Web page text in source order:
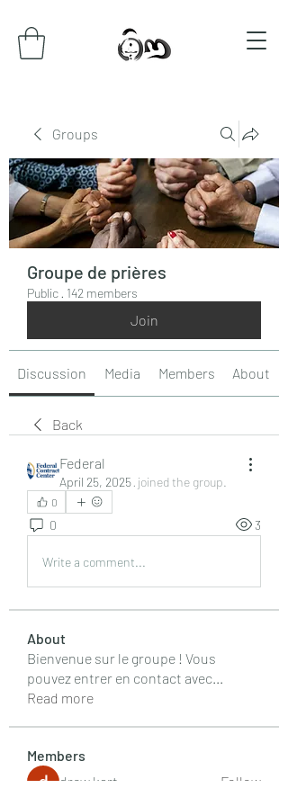
Groups
Groupe de prières
Public · 142 members
Join
Discussion Media Members About
Back
Federal
April 25, 2025· joined the group.
0
0 3
Write a comment...
About
Bienvenue sur le groupe ! Vous
pouvez entrer en contact avec...
Read more
Members
drew kart
Follow